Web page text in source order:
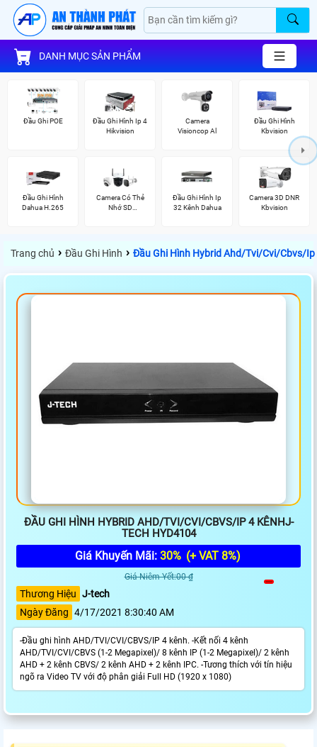
DANH MỤC SẢN PHẨM
Đầu Ghi POE
Đầu Ghi Hình Ip 4
Hikvision
Camera
Visioncop Al
Đầu Ghi Hình
Kbvision
Đầu Ghi Hình
Dahua H.265
Camera Có Thẻ
Nhớ SD
Đầu Ghi Hình Ip
32 Kênh Dahua
Camera 3D DNR
Kbvision
Trang chủ › Đầu Ghi Hình › Đầu Ghi Hình Hybrid Ahd/Tvi/Cvi/Cbvs/Ip
ĐẦU GHI HÌNH HYBRID AHD/TVI/CVI/CBVS/IP 4 KÊNHJ-
TECH HYD4104
Giá Khuyến Mãi: 30% (+ VAT 8%)
Giá Niêm Yết:00 ₫
Thương Hiệu J-tech
Ngày Đăng 4/17/2021 8:30:40 AM
-Đầu ghi hình AHD/TVI/CVI/CBVS/IP 4 kênh. -Kết nối 4 kênh
AHD/TVI/CVI/CBVS (1-2 Megapixel)/ 8 kênh IP (1-2 Megapixel)/ 2 kênh
AHD + 2 kênh CBVS/ 2 kênh AHD + 2 kênh IPC. -Tương thích với tín hiệu
ngõ ra Video TV với độ phân giải Full HD (1920 x 1080)